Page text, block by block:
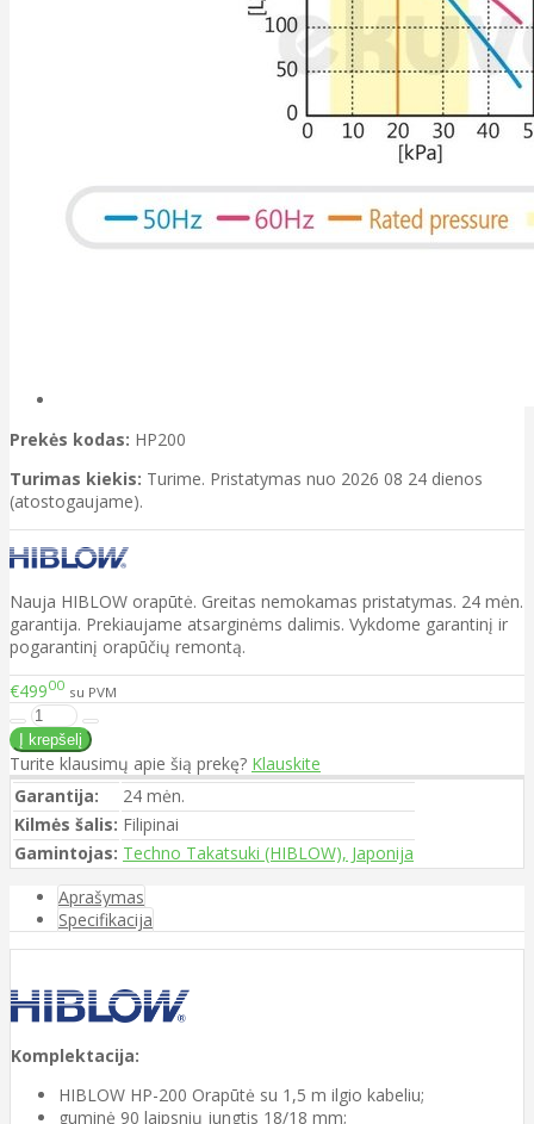
Prekės kodas: HP200
Turimas kiekis: Turime. Pristatymas nuo 2026 08 24 dienos
(atostogaujame).
Nauja HIBLOW orapūtė. Greitas nemokamas pristatymas. 24 mėn.
garantija. Prekiaujame atsarginėms dalimis. Vykdome garantinį ir
pogarantinį orapūčių remontą.
€49900 su PVM
Turite klausimų apie šią prekę? Klauskite
Garantija:
24 mėn.
Kilmės šalis: Filipinai
Gamintojas: Techno Takatsuki (HIBLOW), Japonija
Aprašymas
Specifikacija
Komplektacija:
HIBLOW HP-200 Orapūtė su 1,5 m ilgio kabeliu;
guminė 90 laipsnių jungtis 18/18 mm;